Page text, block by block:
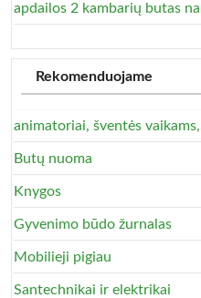
apdailos 2 kambarių butas
Rekomenduojame
animatoriai, šventės
Butų nuoma
Knygos
Gyvenimo būdo žurnalas
Mobilieji pigiau
Santechnikai ir elektrikai